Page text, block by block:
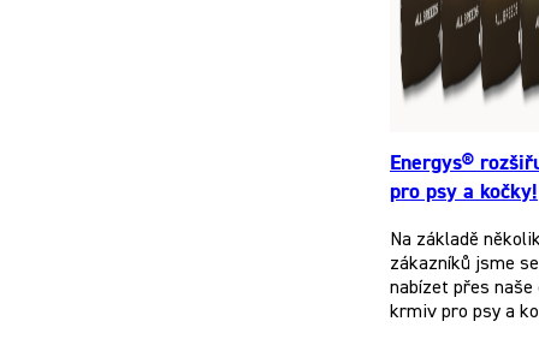
Energys®
pro psy a kočky!
Na základě
zákazníků jsme
nabízet přes
krmiv pro psy a